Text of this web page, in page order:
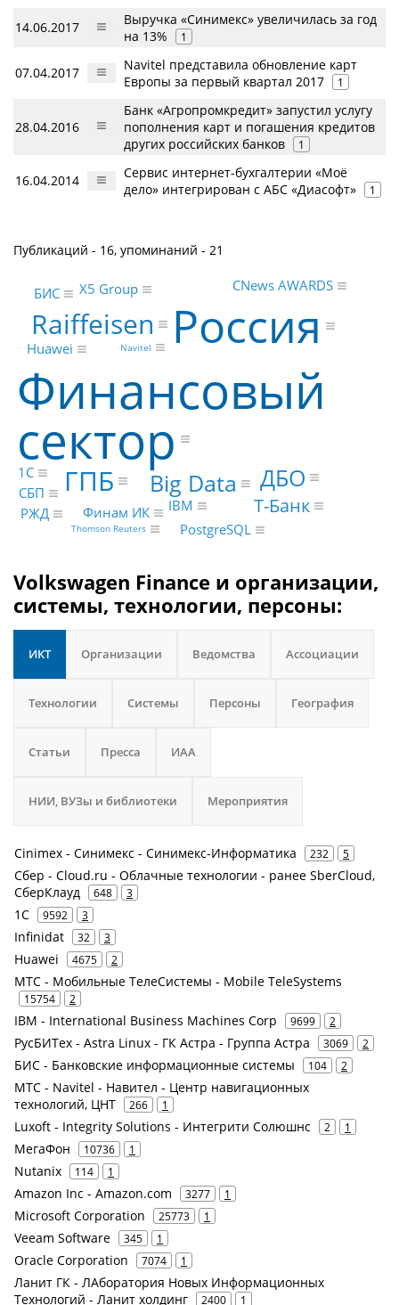
14.06.2017
Выручка «Синимекс» увеличилась за год
на 13%
1
07.04.2017
Navitel представила обновление карт
Европы за первый квартал 2017
1
28.04.2016
Банк «Агропромкредит» запустил услугу
пополнения карт и погашения кредитов
других российских банков
1
16.04.2014
Сервис интернет-бухгалтерии «Моё
дело» интегрирован с АБС «Диасофт»
1
Публикаций - 16, упоминаний - 21
Финансовый
сектор
Россия
ГПБ
Raiffeisen
Big Data ДБО
Т-Банк
1С
РЖД Финам ИК
X5 Group
СБП
CNews AWARDS
Huawei
IBM
БИС
PostgreSQL
Navitel
Thomson Reuters
Volkswagen Finance и организации,
системы, технологии, персоны:
ИКТ Организации Ведомства Ассоциации
Технологии Системы Персоны География
Статьи Пресса ИАА
НИИ, ВУЗы и библиотеки Мероприятия
Cinimex - Синимекс - Синимекс-Информатика 232 5
Сбер - Cloud.ru - Облачные технологии - ранее SberCloud,
СберКлауд
648 3
1С 9592 3
Infinidat 32 3
Huawei 4675 2
МТС - Мобильные ТелеСистемы - Mobile TeleSystems
15754 2
IBM - International Business Machines Corp 9699 2
РусБИТех - Astra Linux - ГК Астра - Группа Астра 3069 2
БИС - Банковские информационные системы 104 2
МТС - Navitel - Навител - Центр навигационных
технологий, ЦНТ
266 1
Luxoft - Integrity Solutions - Интегрити Солюшнс 2 1
МегаФон 10736 1
Nutanix 114 1
Amazon Inc - Amazon.com 3277 1
Microsoft Corporation 25773 1
Veeam Software 345 1
Oracle Corporation 7074 1
Ланит ГК - ЛАборатория Новых Информационных
Технологий - Ланит холдинг
2400 1